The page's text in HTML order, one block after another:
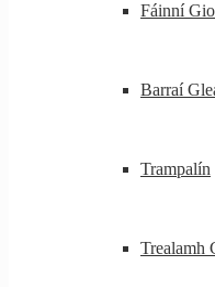
Fáinní
Barraí
Trampalín
Trealamh